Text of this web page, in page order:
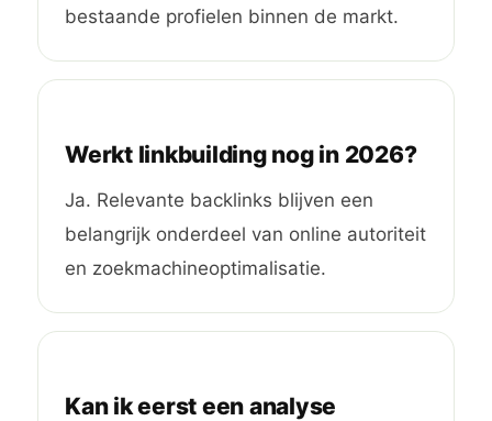
bestaande profielen binnen de markt.
Werkt linkbuilding nog in 2026?
Ja. Relevante backlinks blijven een
belangrijk onderdeel van online autoriteit
en zoekmachineoptimalisatie.
Kan ik eerst een analyse